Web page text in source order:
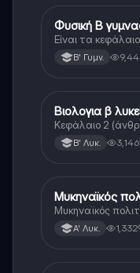
Φυσική
Φυσική Β
Είναι τα
Β' Γυμν.
Βιολογία
Βιολογια β
Κεφάλαιο 2
Β' Λυκ. 3,146
Ιστορία
Μυκηναϊκός
Μυκηναϊκός
Α' Λυκ. 1,332